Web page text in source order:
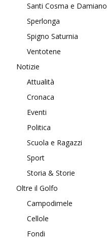
Santi Cosma e Damiano
Sperlonga
Spigno Saturnia
Ventotene
Notizie
Attualità
Cronaca
Eventi
Politica
Scuola e Ragazzi
Sport
Storia & Storie
Oltre il Golfo
Campodimele
Cellole
Fondi